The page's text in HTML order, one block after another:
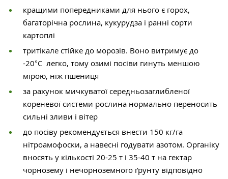
кращими попередниками для нього є горох,
багаторічна рослина, кукурудза і ранні сорти
картоплі
тритікале стійке до морозів. Воно витримує до
-20°С легко, тому озимі посіви гинуть меншою
мірою, ніж пшениця
за рахунок мичкуватої середньозаглибленої
кореневої системи рослина нормально переносить
сильні зливи і вітер
до посіву рекомендується внести 150 кг/га
нітроамофоски, а навесні годувати азотом. Органіку
вносять у кількості 20-25 т і 35-40 т на гектар
чорнозему і нечорноземного ґрунту відповідно